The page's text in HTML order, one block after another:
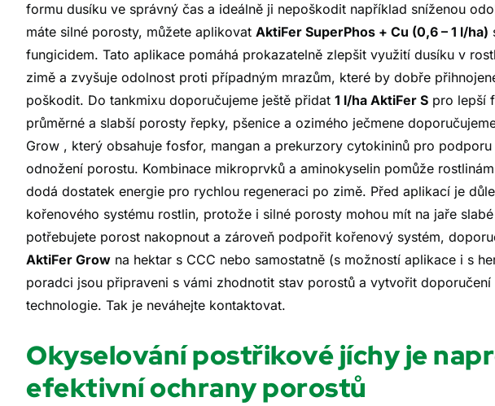
formu dusíku ve správný čas a ideálně ji nepoškodit například sníženou
máte silné porosty, můžete aplikovat AktiFer SuperPhos + Cu (0,6 – 1 l/ha)
fungicidem. Tato aplikace pomáhá prokazatelně zlepšit využití dusíku v
zimě a zvyšuje odolnost proti případným mrazům, které by dobře
poškodit. Do tankmixu doporučujeme ještě přidat 1 l/ha AktiFer S pro lepší
průměrné a slabší porosty řepky, pšenice a ozimého ječmene
Grow , který obsahuje fosfor, mangan a prekurzory cytokininů pro
odnožení porostu. Kombinace mikroprvků a aminokyselin pomůže
dodá dostatek energie pro rychlou regeneraci po zimě. Před aplikací je
kořenového systému rostlin, protože i silné porosty mohou mít na jaře
potřebujete porost nakopnout a zároveň podpořit kořenový systém,
AktiFer Grow na hektar s CCC nebo samostatně (s možností aplikace i s
poradci jsou připraveni s vámi zhodnotit stav porostů a vytvořit doporučení
technologie. Tak je neváhejte kontaktovat.
Okyselování postřikové jíchy je
efektivní ochrany porostů